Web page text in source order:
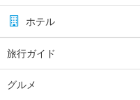
ホテル
旅行ガイド
グルメ